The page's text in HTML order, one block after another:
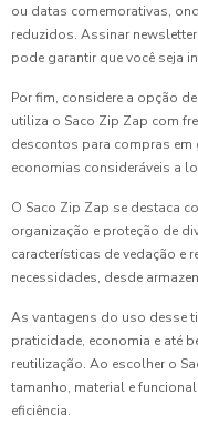
ou datas comemorativas,
reduzidos. Assinar
pode garantir que você seja
Por fim, considere a opção
utiliza o Saco Zip Zap com
descontos para compras em
economias consideráveis a
O Saco Zip Zap se destaca
organização e proteção de
características de vedação e
necessidades, desde
As vantagens do uso desse
praticidade, economia e até
reutilização. Ao escolher o
tamanho, material e
eficiência.